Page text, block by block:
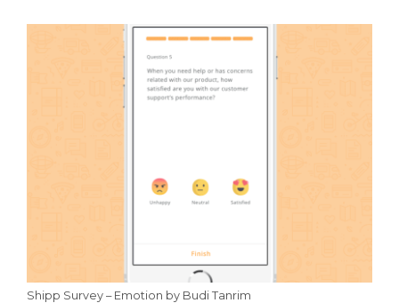
Shipp Survey – Emotion by Budi Tanrim